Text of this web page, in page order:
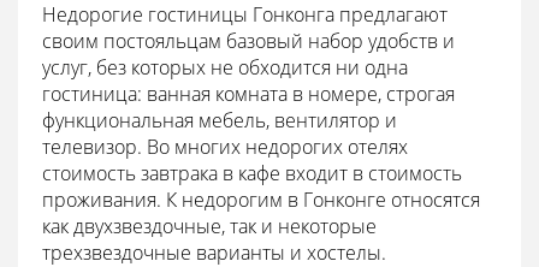
Недорогие гостиницы Гонконга предлагают
своим постояльцам базовый набор удобств и
услуг, без которых не обходится ни одна
гостиница: ванная комната в номере, строгая
функциональная мебель, вентилятор и
телевизор. Во многих недорогих отелях
стоимость завтрака в кафе входит в стоимость
проживания. К недорогим в Гонконге относятся
как двухзвездочные, так и некоторые
трехзвездочные варианты и хостелы.